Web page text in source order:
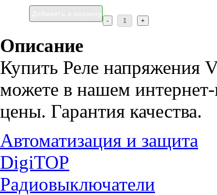
Описание
Купить Реле
можете в нашем
цены. Гарантия качества.
Автоматизация и защита
DigiTOP
Радиовыключатели